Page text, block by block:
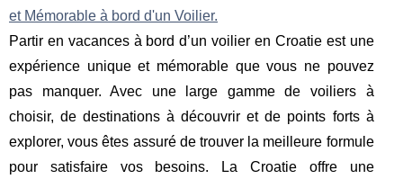
et Mémorable à bord d'un Voilier.
Partir en vacances à bord d’un voilier en Croatie est une
expérience unique et mémorable que vous ne pouvez
pas manquer. Avec une large gamme de voiliers à
choisir, de destinations à découvrir et de points forts à
explorer, vous êtes assuré de trouver la meilleure formule
pour satisfaire vos besoins. La Croatie offre une